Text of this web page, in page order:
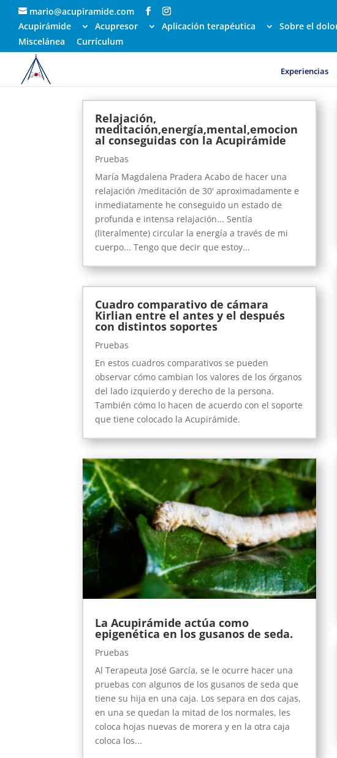
mario@acupiramide.com
Acupirámide
Acupresor Aplicación terapéutica Sobre el
Miscelánea
Currículum
Experiencias
Relajación,
meditación,energía,mental,emocion
al conseguidas con la Acupirámide
Pruebas
María Magdalena Pradera Acabo de hacer una
relajación /meditación de 30' aproximadamente e
inmediatamente he conseguido un estado de
profunda e intensa relajación... Sentía
(literalmente) circular la energía a través de mi
cuerpo... Tengo que decir que estoy...
Cuadro comparativo de cámara
Kirlian entre el antes y el después
con distintos soportes
Pruebas
En estos cuadros comparativos se pueden
observar cómo cambian los valores de los órganos
del lado izquierdo y derecho de la persona.
También cómo lo hacen de acuerdo con el soporte
que tiene colocado la Acupirámide.
La Acupirámide actúa como
epigenética en los gusanos de seda.
Pruebas
Al Terapeuta José García, se le ocurre hacer una
pruebas con algunos de los gusanos de seda que
tiene su hija en una caja. Los separa en dos cajas,
en una se quedan la mitad de los normales, les
coloca hojas nuevas de morera y en la otra caja
coloca los...